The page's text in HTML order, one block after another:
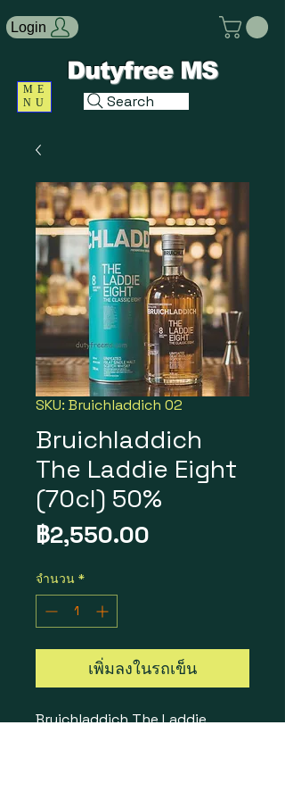
ME
NU
Search
Login
Dutyfree MS
SKU: Bruichladdich 02
Bruichladdich
The Laddie Eight
(70cl) 50%
฿2,550.00
จำนวน *
เพิ่มลงในรถเข็น
Bruichladdich The Laddie